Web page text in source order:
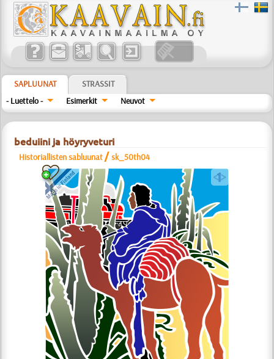
SAPLUUNAT
STRASSIT
- Luettelo -
Esimerkit Neuvot
beduiini ja höyryveturi
Historiallisten sabluunat /sk_50th04
a